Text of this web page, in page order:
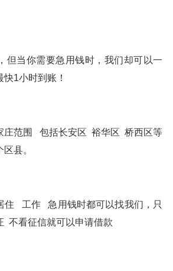
但当你需要急用钱时，我们却可以一
1小时到账！
庄范围 包括长安区 裕华区 桥西区等
县。
住 工作 急用钱时都可以找我们，只
不看征信就可以申请借款